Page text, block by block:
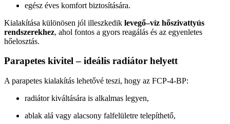
egész éves komfort biztosítására.
Kialakítása különösen jól illeszkedik levegő–víz hőszivattyús
rendszerekhez, ahol fontos a gyors reagálás és az egyenletes
hőelosztás.
Parapetes kivitel – ideális radiátor helyett
A parapetes kialakítás lehetővé teszi, hogy az FCP-4-BP:
radiátor kiváltására is alkalmas legyen,
ablak alá vagy alacsony falfelületre telepíthető,